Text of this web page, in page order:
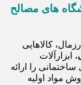
های مصالح
کالاهایی
، ابزارآلات
را ارائه
مواد اولیه